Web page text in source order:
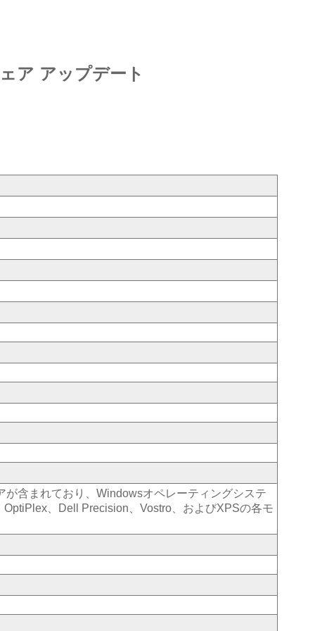
ア アップデート
含まれており、Windowsオペレーティングシステ
、Dell Precision、Vostro、およびXPSの各モ